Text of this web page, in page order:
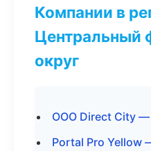
Компании в
Центральный
округ
ООО Direct City —
Portal Pro Yellow